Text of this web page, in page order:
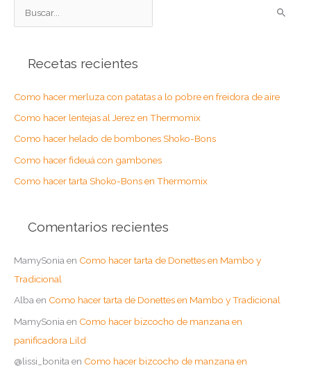
u
r
p
o
r
Recetas recientes
Como hacer merluza con patatas a lo pobre en freidora de aire
Como hacer lentejas al Jerez en Thermomix
Como hacer helado de bombones Shoko-Bons
Como hacer fideuá con gambones
Como hacer tarta Shoko-Bons en Thermomix
Comentarios recientes
MamySonia en Como hacer tarta de Donettes en Mambo y
Tradicional
Albaen Como hacer tarta de Donettes en Mambo y Tradicional
MamySonia en Como hacer bizcocho de manzana en
panificadora Lild
@lissi_bonita en Como hacer bizcocho de manzana en